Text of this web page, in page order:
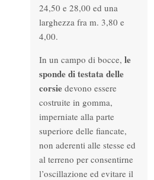
24,50 e 28,00 ed una
larghezza fra m. 3,80 e
4,00.
In un campo di bocce, le
sponde di testata delle
corsie devono essere
costruite in gomma,
imperniate alla parte
superiore delle fiancate,
non aderenti alle stesse ed
al terreno per consentirne
l’oscillazione ed evitare il